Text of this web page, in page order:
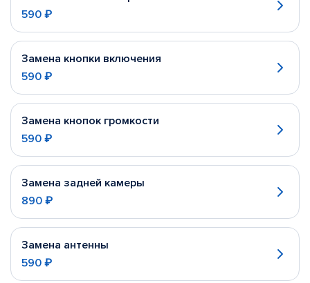
590 ₽
Замена кнопки включения
590 ₽
Замена кнопок громкости
590 ₽
Замена задней камеры
890 ₽
Замена антенны
590 ₽